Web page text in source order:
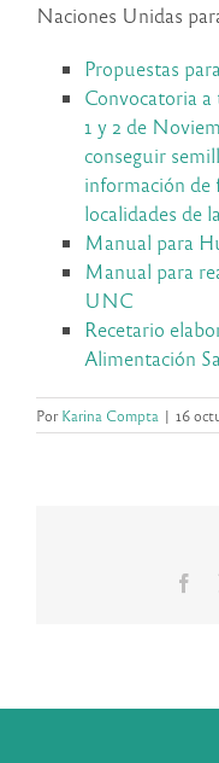
Naciones Unidas
Propuestas
Convocatoria
1 y 2 de
conseguir
información de
localidades de
Manual para
Manual para
UNC
Recetario
Alimentación
PorKarina Compta | 16